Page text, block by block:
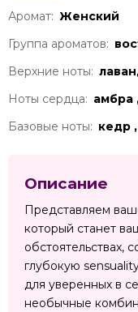
Аромат: Женский
Группа ароматов:
Верхние ноты:
Ноты сердца: амбра
Базовые ноты: кедр
Описание
Представляем
который станет
обстоятельствах,
глубокую
для уверенных в
необычные